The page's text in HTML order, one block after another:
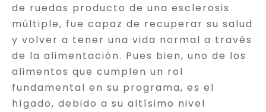
de ruedas producto de una esclerosis
múltiple, fue capaz de recuperar su salud
y volver a tener una vida normal a través
de la alimentación. Pues bien, uno de los
alimentos que cumplen un rol
fundamental en su programa, es el
hígado, debido a su altísimo nivel